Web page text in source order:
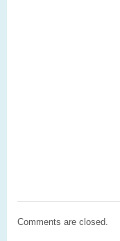
Comments are closed.